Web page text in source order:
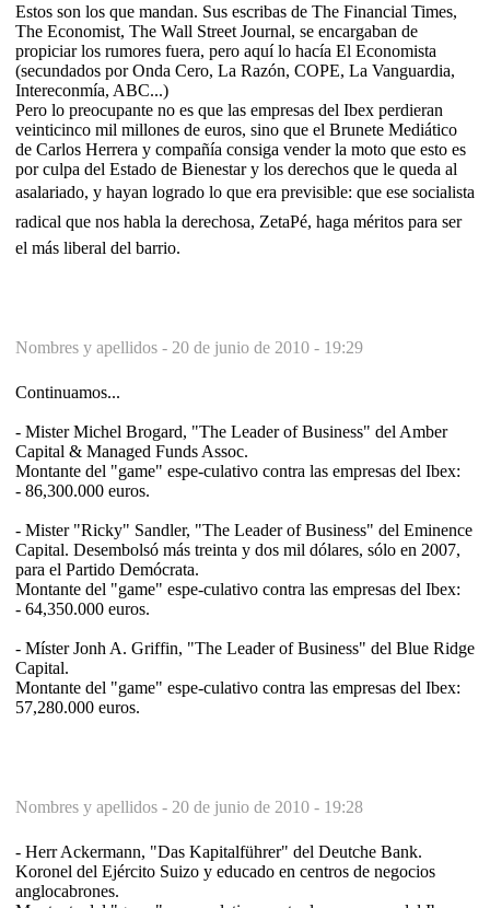
Estos son los que mandan. Sus escribas de The Financial Times,
The Economist, The Wall Street Journal, se encargaban de
propiciar los rumores fuera, pero aquí lo hacía El Economista
(secundados por Onda Cero, La Razón, COPE, La Vanguardia,
Intereconmía, ABC...)
Pero lo preocupante no es que las empresas del Ibex perdieran
veinticinco mil millones de euros, sino que el Brunete Mediático
de Carlos Herrera y compañía consiga vender la moto que esto es
por culpa del Estado de Bienestar y los derechos que le queda al
asalariado, y hayan logrado lo que era previsible: que ese socialista
radical que nos habla la derechosa, ZetaPé, haga méritos para ser
el más liberal del barrio.
Nombres y apellidos - 20 de junio de 2010 - 19:29
Continuamos...
- Mister Michel Brogard, "The Leader of Business" del Amber
Capital & Managed Funds Assoc.
Montante del "game" espe-culativo contra las empresas del Ibex:
- 86,300.000 euros.
- Mister "Ricky" Sandler, "The Leader of Business" del Eminence
Capital. Desembolsó más treinta y dos mil dólares, sólo en 2007,
para el Partido Demócrata.
Montante del "game" espe-culativo contra las empresas del Ibex:
- 64,350.000 euros.
- Míster Jonh A. Griffin, "The Leader of Business" del Blue Ridge
Capital.
Montante del "game" espe-culativo contra las empresas del Ibex:
57,280.000 euros.
Nombres y apellidos - 20 de junio de 2010 - 19:28
- Herr Ackermann, "Das Kapitalführer" del Deutche Bank.
Koronel del Ejército Suizo y educado en centros de negocios
anglocabrones.